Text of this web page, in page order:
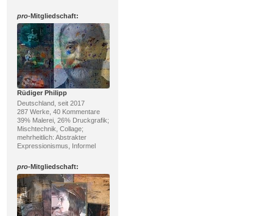
pro-Mitgliedschaft:
Rüdiger Philipp
Deutschland, seit 2017
287 Werke, 40 Kommentare
39% Malerei, 26% Druckgrafik;
Mischtechnik, Collage;
mehrheitlich: Abstrakter
Expressionismus, Informel
pro-Mitgliedschaft: